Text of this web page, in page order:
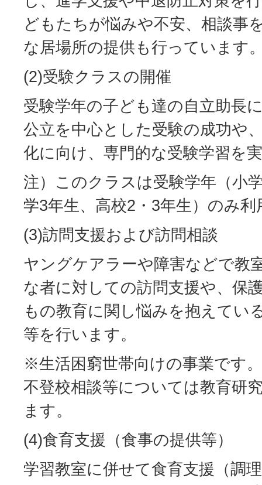
どもたちが悩みや不安、相談事
な居場所の提供も行っています
(2)受験クラスの開催
受験学年の子ども達の自立助長
公立を中心とした受験の成功や
化に向け、専門的な受験学習を
注）このクラスは受験学年（小
学3年生、高校2・3年生）のみ
(3)訪問支援および訪問相談
ヤングケアラーや障害などで教
な者に対しての訪問支援や、保
もの教育に関し悩みを抱えてい
等を行います。
※生活困窮世帯向けの事業です
不登校相談等については教育研
ます。
(4)食育支援（食事の提供等）
学習教室に併せて食育支援（調